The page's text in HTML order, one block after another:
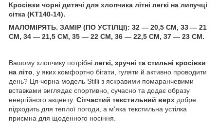
Кросівки чорні дитячі для хлопчика літні легкі на липучці
сітка (KT140-14).
МАЛОМІРЯТЬ. ЗАМІР (ПО УСТІЛЦІ): 32 — 20,5 СМ, 33 — 21
СМ, 34 — 21,5 СМ, 35 — 22 СМ, 36 — 22,5 СМ, 37 — 23 СМ.
Вашому хлопчику потрібні легкі, зручні та стильні кросівки
на літо , у яких комфортно бігати, гуляти й активно проводити
день? Ця чорна модель Stilli з яскравими помаранчевими
вставками виглядає спортивно, сучасно та додає образу
енергійного акценту. Сітчастий текстильний верх добре
підходить для теплої погоди, а м’яка текстильна устілка
приємна для щоденного носіння.